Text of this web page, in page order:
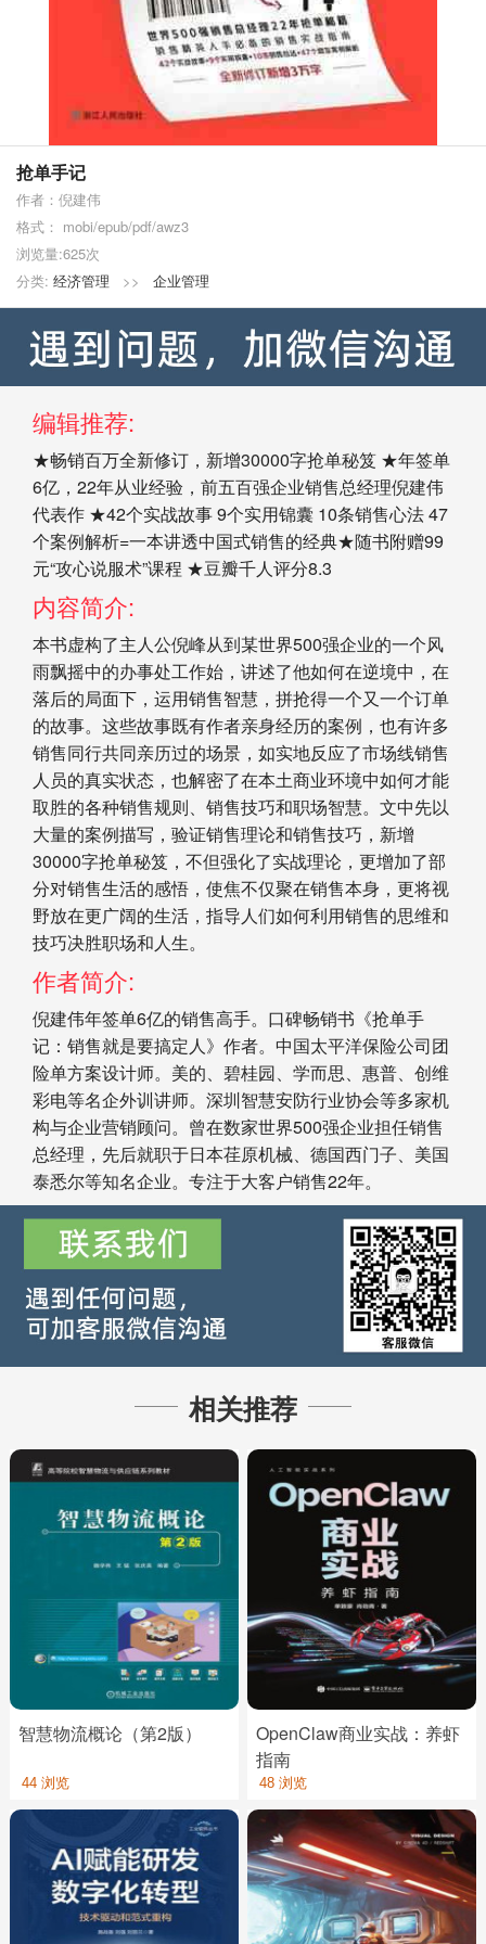
抢单手记
作者：倪建伟
格式： mobi/epub/pdf/awz3
浏览量:625次
分类: 经济管理 >> 企业管理
编辑推荐:
★畅销百万全新修订，新增30000字抢单秘笈 ★年签单
6亿，22年从业经验，前五百强企业销售总经理倪建伟
代表作 ★42个实战故事 9个实用锦囊 10条销售心法 47
个案例解析=一本讲透中国式销售的经典★随书附赠99
元“攻心说服术”课程 ★豆瓣千人评分8.3
内容简介:
本书虚构了主人公倪峰从到某世界500强企业的一个风
雨飘摇中的办事处工作始，讲述了他如何在逆境中，在
落后的局面下，运用销售智慧，拼抢得一个又一个订单
的故事。这些故事既有作者亲身经历的案例，也有许多
销售同行共同亲历过的场景，如实地反应了市场线销售
人员的真实状态，也解密了在本土商业环境中如何才能
取胜的各种销售规则、销售技巧和职场智慧。文中先以
大量的案例描写，验证销售理论和销售技巧，新增
30000字抢单秘笈，不但强化了实战理论，更增加了部
分对销售生活的感悟，使焦不仅聚在销售本身，更将视
野放在更广阔的生活，指导人们如何利用销售的思维和
技巧决胜职场和人生。
作者简介:
倪建伟年签单6亿的销售高手。口碑畅销书《抢单手
记：销售就是要搞定人》作者。中国太平洋保险公司团
险单方案设计师。美的、碧桂园、学而思、惠普、创维
彩电等名企外训讲师。深圳智慧安防行业协会等多家机
构与企业营销顾问。曾在数家世界500强企业担任销售
总经理，先后就职于日本荏原机械、德国西门子、美国
泰悉尔等知名企业。专注于大客户销售22年。
相关推荐
智慧物流概论（第2版）
44 浏览
OpenClaw商业实战：养虾
指南
48 浏览